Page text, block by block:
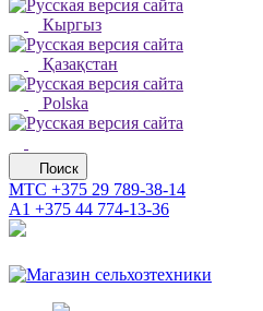
Кыргыз
Қазақстан
Polska
Поиск
МТС +375 29 789-38-14
А1 +375 44 774-13-36